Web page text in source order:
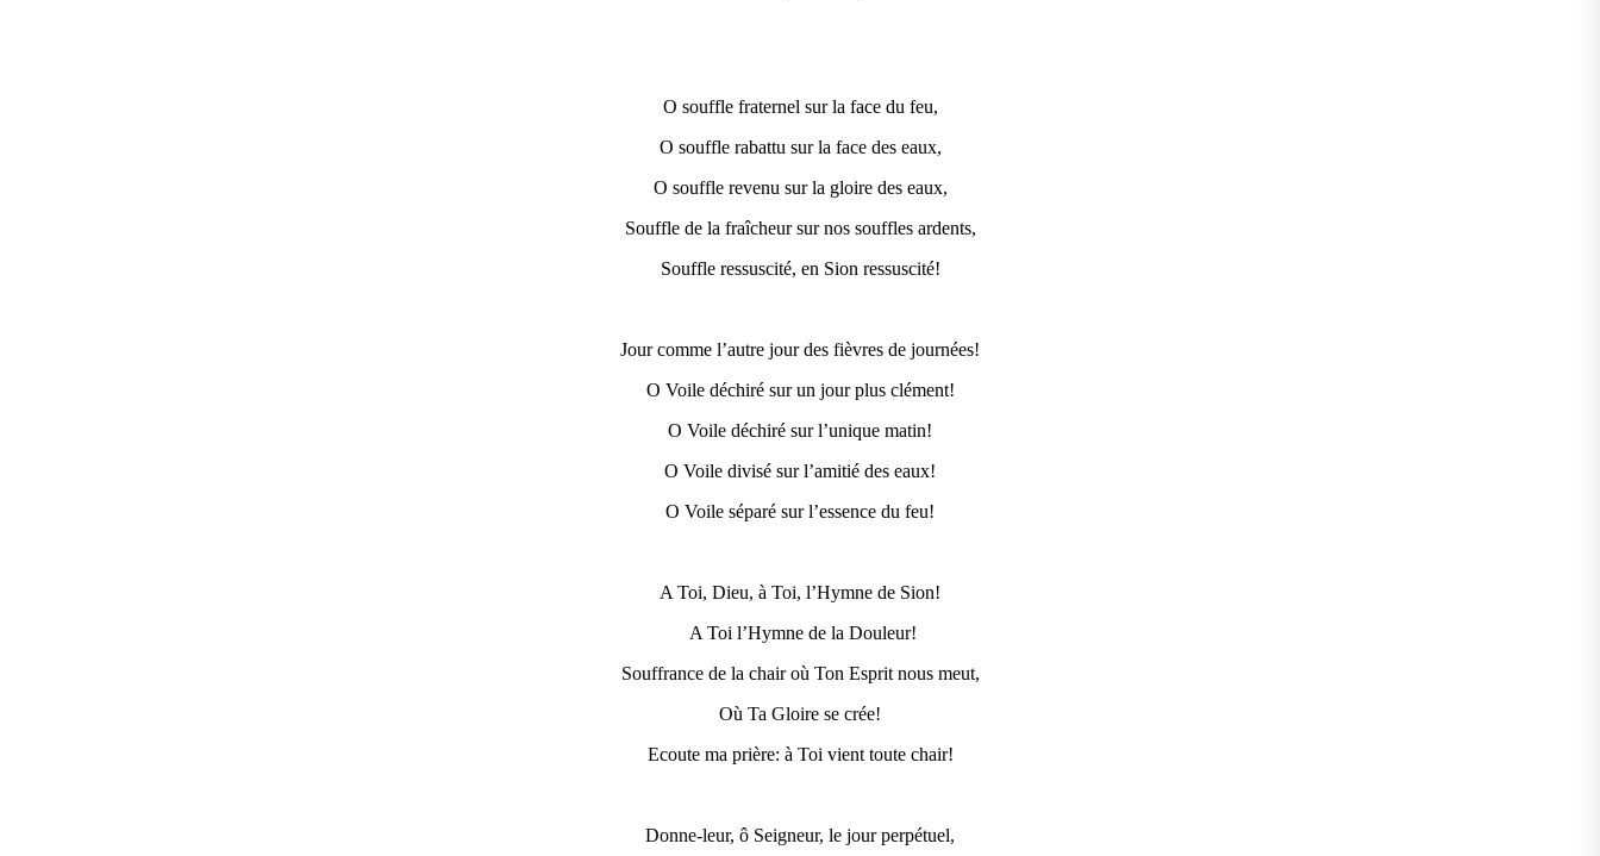
O souffle fraternel sur la face du feu,
O souffle rabattu sur la face des eaux,
O souffle revenu sur la gloire des eaux,
Souffle de la fraîcheur sur nos souffles ardents,
Souffle ressuscité, en Sion ressuscité!
Jour comme l’autre jour des fièvres de journées!
O Voile déchiré sur un jour plus clément!
O Voile déchiré sur l’unique matin!
O Voile divisé sur l’amitié des eaux!
O Voile séparé sur l’essence du feu!
A Toi, Dieu, à Toi, l’Hymne de Sion!
A Toi l’Hymne de la Douleur!
Souffrance de la chair où Ton Esprit nous meut,
Où Ta Gloire se crée!
Ecoute ma prière: à Toi vient toute chair!
Donne-leur, ô Seigneur, le jour perpétuel,